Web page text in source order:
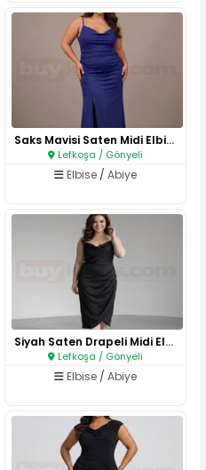
Saks Mavisi Saten Midi Elbise..
Lefkoşa / Gönyeli
Elbise /Abiye
Siyah Saten Drapeli Midi Elbis..
Lefkoşa / Gönyeli
Elbise /Abiye